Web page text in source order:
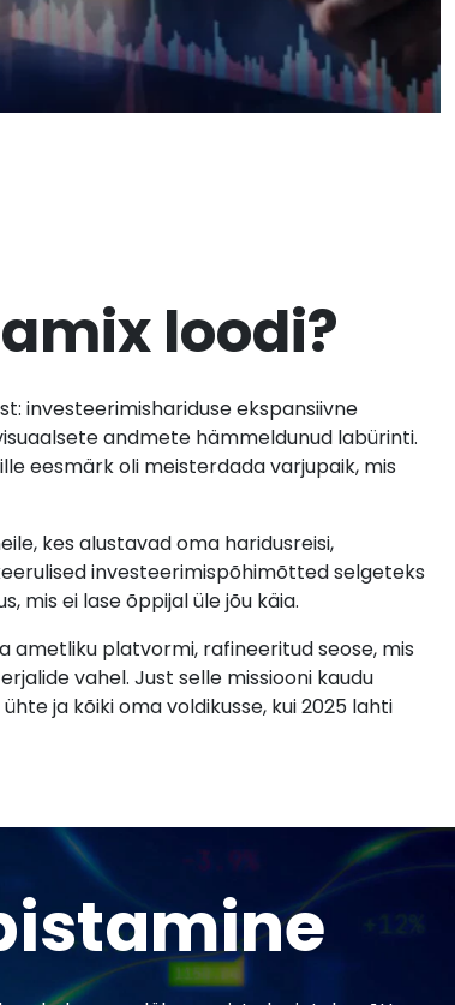
loodi?
investeerimishariduse ekspansiivne
andmete hämmeldunud labürinti.
eesmärk oli meisterdada varjupaik, mis
kes alustavad oma haridusreisi,
investeerimispõhimõtted selgeteks
mis ei lase õppijal üle jõu käia.
ametliku platvormi, rafineeritud seose, mis
vahel. Just selle missiooni kaudu
ja kõiki oma voldikusse, kui 2025 lahti